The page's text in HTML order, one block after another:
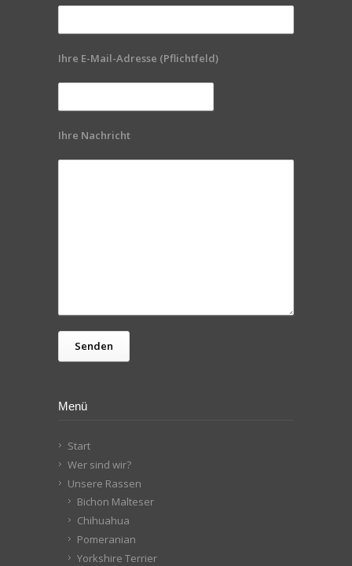
Ihre E-Mail-Adresse (Pflichtfeld)
Ihre Nachricht
Menü
Start
Wer sind wir?
Unsere Rassen
Bichon Malteser
Chihuahua
Pomeranian
Yorkshire Terrier